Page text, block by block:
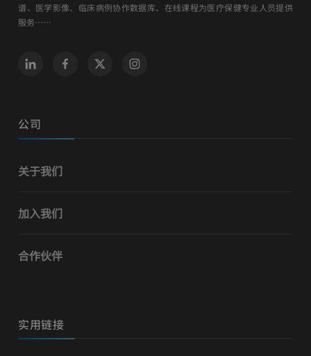
谱、医学影像、临床病例协作数据库、在线课程为医疗保健专业人员提供
服务……
公司
关于我们
加入我们
合作伙伴
实用链接